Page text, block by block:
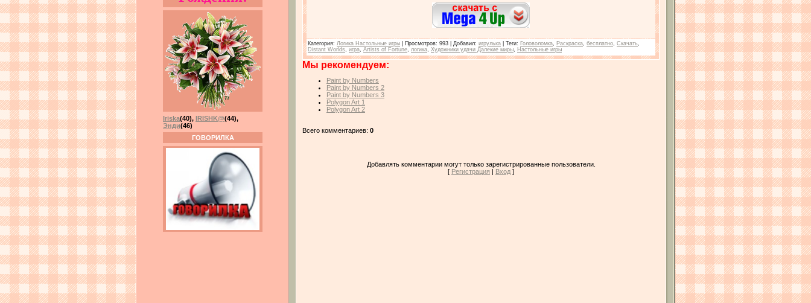
Iriska(40), IRISHK@(44),
Энди(46)
ГОВОРИЛКА
Категория: Логика Настольные игры Просмотров: 993 | Добавил: игрулька Теги: Головоломка Раскраска бесплатно Скачать
Distant Worlds
игра Artists of Fortune логика Художники удачи Далекие миры Настольные игры
Мы рекомендуем:
Paint by Numbers
Paint by Numbers 2
Paint by Numbers 3
Polygon Art 1
Polygon Art 2
Всего комментариев: 0
Добавлять комментарии могут только зарегистрированные пользователи.
[ Регистрация | Вход ]